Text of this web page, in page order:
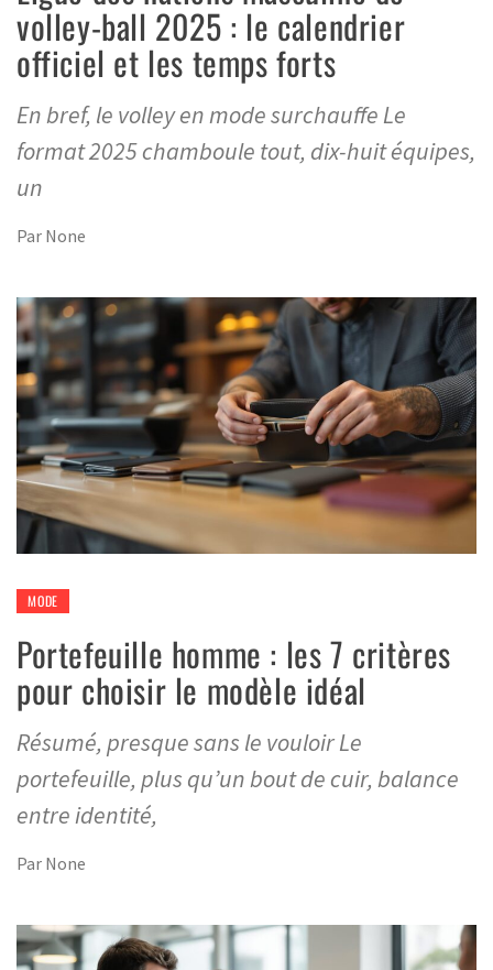
volley-ball 2025 : le calendrier
officiel et les temps forts
En bref, le volley en mode surchauffe Le
format 2025 chamboule tout, dix-huit équipes,
un
Par None
MODE
Portefeuille homme : les 7 critères
pour choisir le modèle idéal
Résumé, presque sans le vouloir Le
portefeuille, plus qu’un bout de cuir, balance
entre identité,
Par None